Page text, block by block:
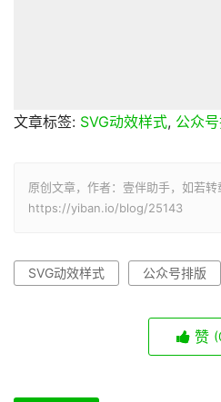
文章标签: SVG动效样式, 公众
原创文章，作者：壹伴助手，如若转
https://yiban.io/blog/25143
SVG动效样式 公众号排版
赞